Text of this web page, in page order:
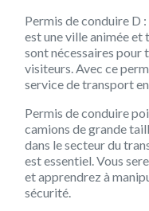
Permis de conduire D
est une ville animée
sont nécessaires pour
visiteurs. Avec ce
service de transport
Permis de conduire
camions de grande
dans le secteur du
est essentiel. Vous
et apprendrez à
sécurité.